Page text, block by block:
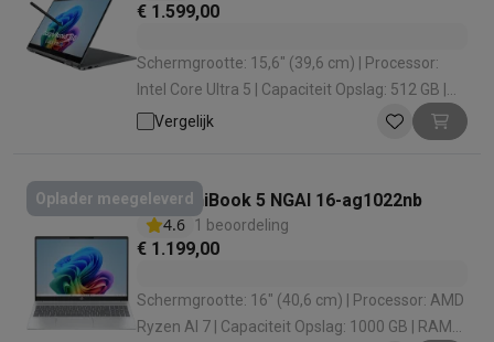
€ 1.599,00
Schermgrootte: 15,6" (39,6 cm) | Processor:
Intel Core Ultra 5 | Capaciteit Opslag: 512 GB |
RAM configuratie: 16 GB (2 x 8) | Grafische
Vergelijk
Oplader meegeleverdHP OmniBook 5 NGAI 16-ag1022nb
4.6 1 beoordeling
€ 1.199,00
Schermgrootte: 16" (40,6 cm) | Processor: AMD
Ryzen AI 7 | Capaciteit Opslag: 1000 GB | RAM